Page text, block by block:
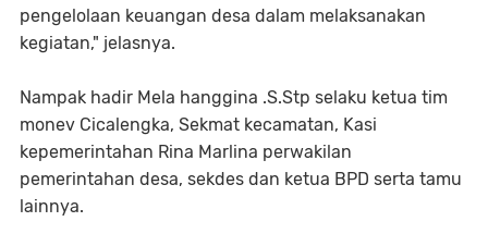
pengelolaan keuangan desa dalam melaksanakan
kegiatan," jelasnya.
Nampak hadir Mela hanggina .S.Stp selaku ketua tim
monev Cicalengka, Sekmat kecamatan, Kasi
kepemerintahan Rina Marlina perwakilan
pemerintahan desa, sekdes dan ketua BPD serta tamu
lainnya.